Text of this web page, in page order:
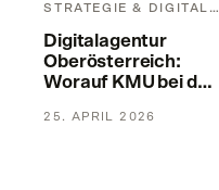
STRATEGIE & DIGITALISIERUNG
Digitalagentur
Oberösterreich:
Worauf KMU bei der
sollten
25. APRIL 2026